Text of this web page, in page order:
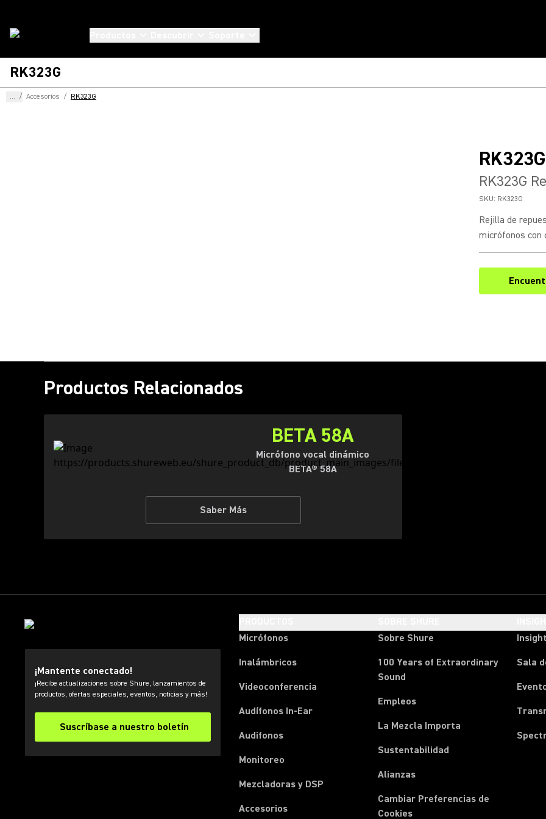
RK323G
... / Accesorios / RK323G
RK323G
RK323G
SKU: RK323G
Rejilla de
micrófonos con
Productos Relacionados
BETA 58A
Micrófono vocal dinámico
BETA® 58A
Saber Más
¡Mantente conectado!
¡Recibe actualizaciones sobre Shure, lanzamientos de
productos, ofertas especiales, eventos, noticias y más!
Suscríbase a nuestro boletín
Micrófonos
Inalámbricos
Videoconferencia
Audífonos In-Ear
Audifonos
Monitoreo
Mezcladoras y DSP
Accesorios
Sobre Shure
100 Years of Extraordinary
Sound
Empleos
La Mezcla Importa
Sustentabilidad
Alianzas
Cambiar Preferencias de
Cookies
Sala